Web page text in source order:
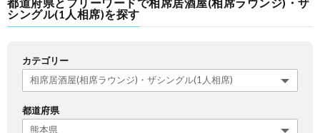
シングル(1人相席)を探す
カテゴリー
都道府県